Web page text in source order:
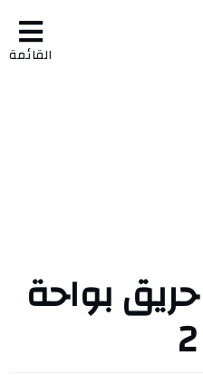
القائمة
بواحة